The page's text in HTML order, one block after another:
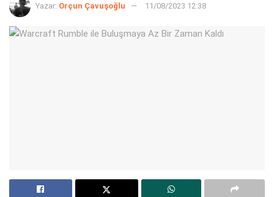
Yazar: Orçun Çavuşoğlu 11/08/2023 12:38